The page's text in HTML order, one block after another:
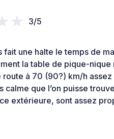
3/5
fait une halte le temps de
la table de pique-nique
route à 70 (90?) km/h
calme que l’on puisse
extérieure, sont assez